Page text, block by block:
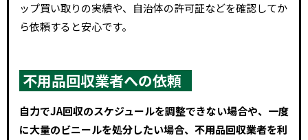
ップ買い取りの実績や、自治体の許可証などを確認してか
ら依頼すると安心です。
不用品回収業者への依頼
自力でJA回収のスケジュールを調整できない場合や、一度
に大量のビニールを処分したい場合、不用品回収業者を利